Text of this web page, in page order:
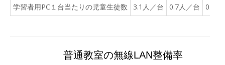
学習者用PC１台当たりの児童生徒数
3.1人／台 0.7人／台 0.9人
普通教室の無線LAN整備率